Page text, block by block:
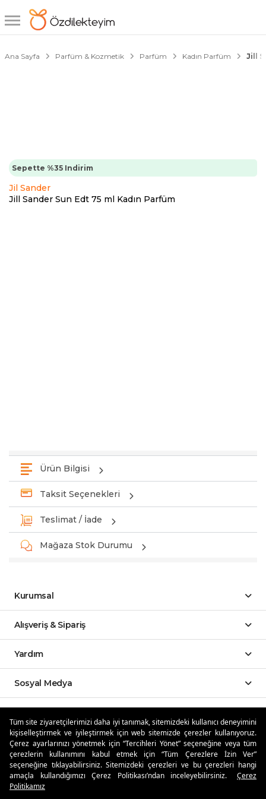
Tüm site ziyaretçilerimizi daha iyi tanımak, sitemizdeki kullanıcı deneyimini
kişiselleştirmek ve iyileştirmek için web sitemizde çerezler kullanıyoruz.
Çerez ayarlarınızı yönetmek için “Tercihleri Yönet” seçeneğine veya tüm
çerezlerin kullanımını kabul etmek için “Tüm Çerezlere İzin Ver”
seçeneğine tıklayabilirsiniz. Sitemizdeki çerezleri ve bu çerezleri hangi
amaçla kullandığımızı Çerez Politikası’ndan inceleyebilirsiniz.
Çerez
Politikamız
Ana Sayfa Parfüm & Kozmetik Parfüm Kadın Parfüm Jill
Sepette %35 Indirim
Jil Sander
Jill Sander Sun Edt 75 ml Kadın Parfüm
1/1
Ürün Bilgisi
Taksit Seçenekleri
Teslimat / İade
Mağaza Stok Durumu
Kurumsal
Alışveriş & Sipariş
Yardım
Sosyal Medya
Özdilekteyim'de Taksit Avantajları
Güvenli Alışveriş